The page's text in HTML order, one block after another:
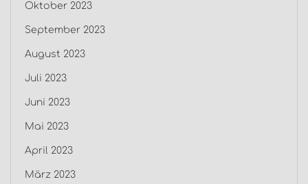
Oktober 2023
September 2023
August 2023
Juli 2023
Juni 2023
Mai 2023
April 2023
März 2023